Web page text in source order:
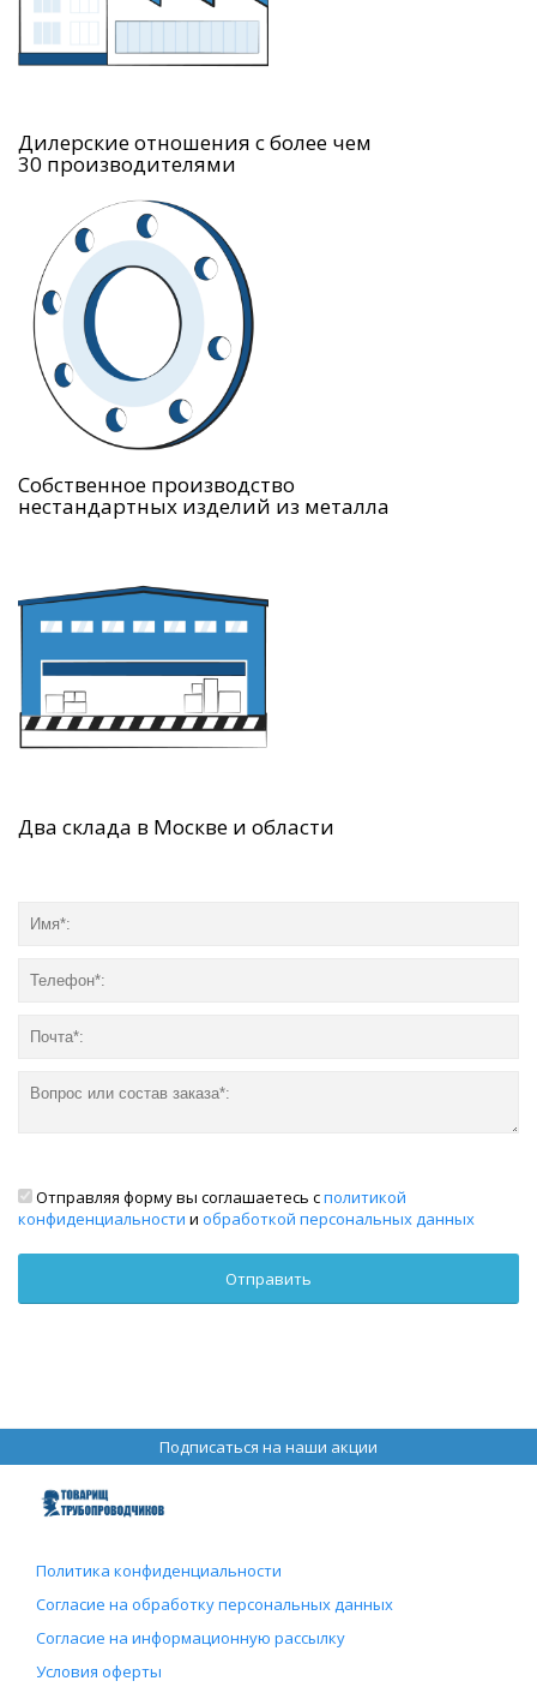
Дилерские отношения с более чем
30 производителями
Собственное производство
нестандартных изделий из металла
Два склада в Москве и области
Отправляя форму вы соглашаетесь сполитикой
конфиденциальности и обработкой персональных данных
Подписаться на наши акции
Политика конфиденциальности
Согласие на обработку персональных данных
Согласие на информационную рассылку
Условия оферты